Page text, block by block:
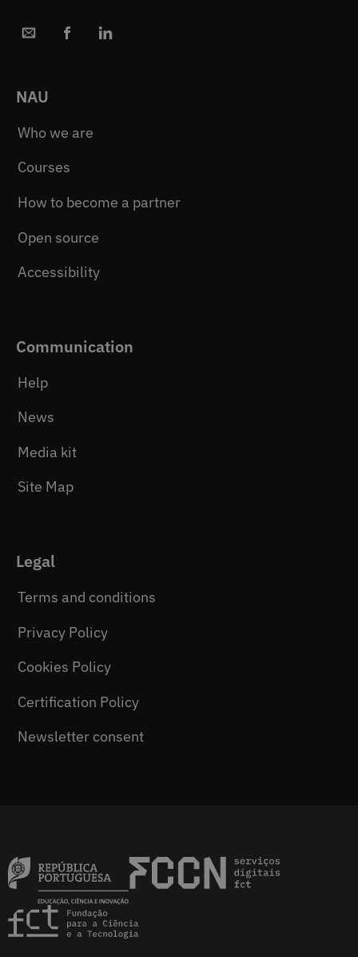
NAU
Who we are
Courses
How to become a partner
Open source
Accessibility
Communication
Help
News
Media kit
Site Map
Legal
Terms and conditions
Privacy Policy
Cookies Policy
Certification Policy
Newsletter consent